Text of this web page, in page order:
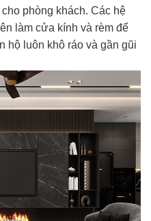
phòng khách. Các hệ
làm cửa kính và rèm để
hộ luôn khô ráo và gần gũi